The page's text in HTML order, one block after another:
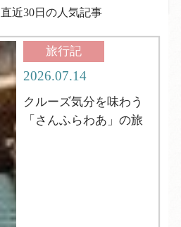
直近30日の人気記事
旅行記
2026.07.14
クルーズ気分を味わう
「さんふらわあ」の旅